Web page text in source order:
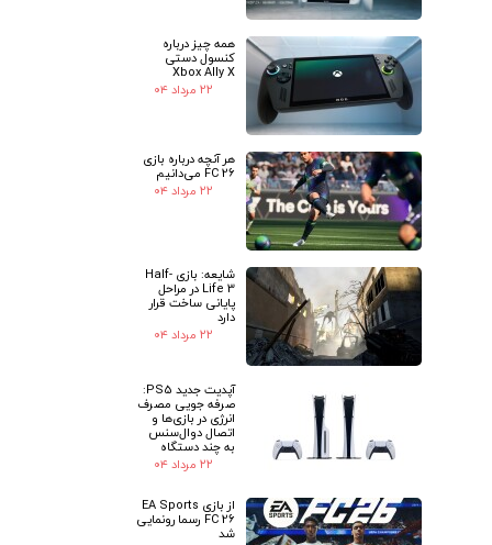
همه چیز درباره
کنسول دستی
Xbox Ally X
۲۲ مرداد ۰۴
هر آنچه درباره بازی
FC 26 می‌دانیم
۲۲ مرداد ۰۴
شایعه: بازی Half-
Life 3 در مراحل
پایانی ساخت قرار
دارد
۲۲ مرداد ۰۴
آپدیت جدید PS5:
صرفه جویی مصرف
انرژی در بازی‌ها و
اتصال دوال‌سنس
به چند دستگاه
۲۲ مرداد ۰۴
از بازی EA Sports
FC 26 رسما رونمایی
شد